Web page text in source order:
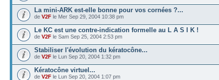
La mini-ARK est-elle bonne pour vos cornées ?...
de V2F le Mer Sep 29, 2004 10:38 pm
Le KC est une contre-indication formelle au L A S I K !
de V2F le Sam Sep 25, 2004 2:53 pm
Stabiliser l'évolution du kératocône...
de V2F le Lun Sep 20, 2004 1:32 pm
Kératocône virtuel...
de V2F le Lun Sep 20, 2004 1:07 pm